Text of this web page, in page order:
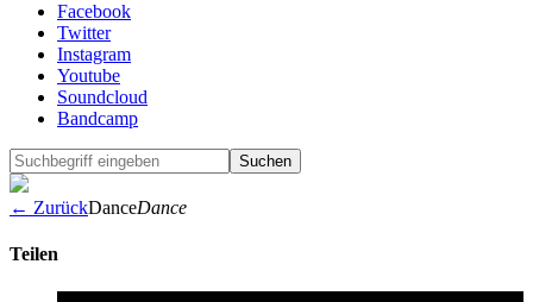
Facebook
Twitter
Instagram
Youtube
Soundcloud
Bandcamp
← ZurückDanceDance
Teilen